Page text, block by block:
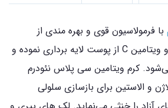
با فرمولاسیون قوی و بهره مندی از
ترکیباتی همچون AHA و ویتامین C از پوست لایه برداری نموده و
کرم ویتامین سی پلاس نئودرم
و الاستین برای بازسازی سلولی